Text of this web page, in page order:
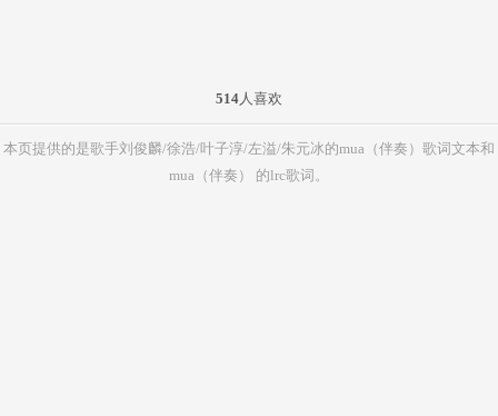
514人喜欢
本页提供的是歌手刘俊麟/徐浩/叶子淳/左溢/朱元冰的mua（伴奏）歌词文本和
mua（伴奏） 的lrc歌词。